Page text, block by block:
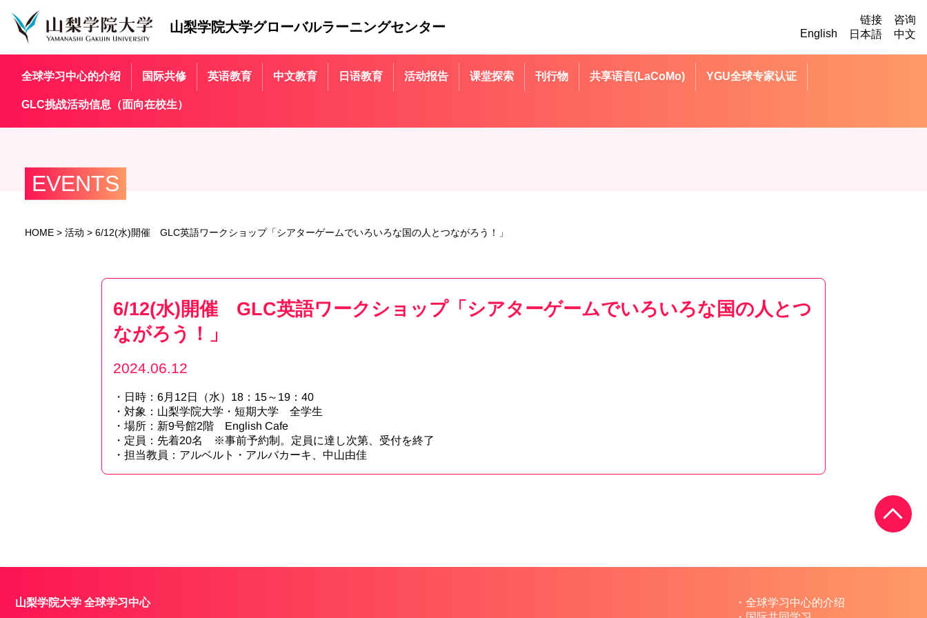
山梨学院大学グローバルラーニングセンター
链接
咨询
English
日本語 中文
全球学习中心的介绍 国际共修 英语教育 中文教育 日语教育 活动报告 课堂探索 刊行物 共享语言(LaCoMo) YGU全球专家认证
GLC挑战活动信息（面向在校生）
EVENTS
HOME > 活动 > 6/12(水)開催 GLC英語ワークショップ「シアターゲームでいろいろな国の人とつながろう！」
6/12(水)開催 GLC英語ワークショップ「シアターゲームでいろいろな国の人とつ
ながろう！」
2024.06.12
・日時：6月12日（水）18：15～19：40
・対象：山梨学院大学・短期大学 全学生
・場所：新9号館2階 English Cafe
・定員：先着20名 ※事前予約制。定員に達し次第、受付を終了
・担当教員：アルベルト・アルバカーキ、中山由佳
全球学习中心的介绍
山梨学院大学 全球学习中心